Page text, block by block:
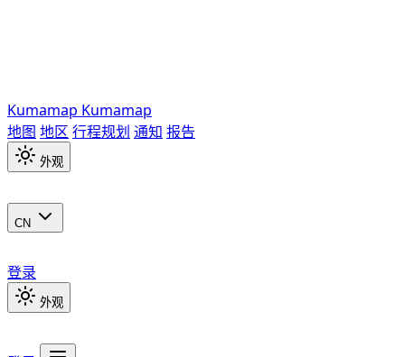
Kumamap Kumamap
地图 地区 行程规划 通知 报告
外观
CN
登录
外观